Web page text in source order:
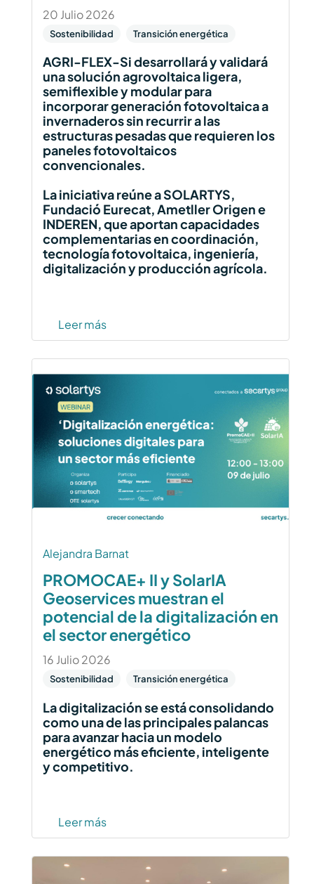
20 Julio 2026
Sostenibilidad Transición energética
AGRI-FLEX-Si desarrollará y validará
una solución agrovoltaica ligera,
semiflexible y modular para
incorporar generación fotovoltaica a
invernaderos sin recurrir a las
estructuras pesadas que requieren los
paneles fotovoltaicos
convencionales.
La iniciativa reúne a SOLARTYS,
Fundació Eurecat, Ametller Origen e
INDEREN, que aportan capacidades
complementarias en coordinación,
tecnología fotovoltaica, ingeniería,
digitalización y producción agrícola.
Leer más
Alejandra Barnat
PROMOCAE+ II y SolarIA
Geoservices muestran el
potencial de la digitalización en
el sector energético
16 Julio 2026
Sostenibilidad Transición energética
La digitalización se está consolidando
como una de las principales palancas
para avanzar hacia un modelo
energético más eficiente, inteligente
y competitivo.
Leer más